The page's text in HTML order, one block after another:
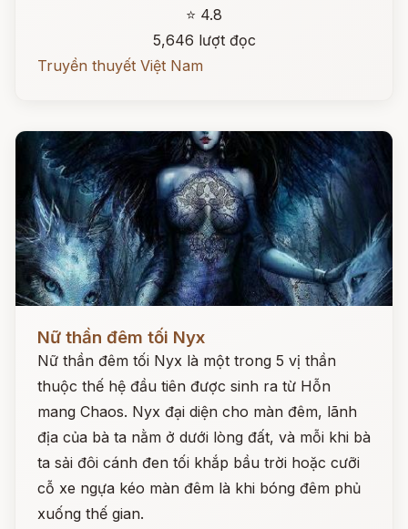
⭐ 4.8
5,646 lượt đọc
Truyền thuyết Việt Nam
Nữ thần đêm tối Nyx
Nữ thần đêm tối Nyx là một trong 5 vị thần
thuộc thế hệ đầu tiên được sinh ra từ Hỗn
mang Chaos. Nyx đại diện cho màn đêm, lãnh
địa của bà ta nằm ở dưới lòng đất, và mỗi khi bà
ta sải đôi cánh đen tối khắp bầu trời hoặc cưỡi
cỗ xe ngựa kéo màn đêm là khi bóng đêm phủ
xuống thế gian.